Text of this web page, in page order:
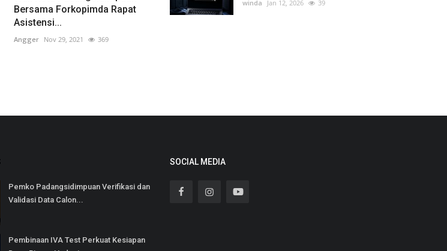
Bersama Forkopimda Rapat
Asistensi...
Angger Nov 29, 2021 369
winda Jan 12, 2026 39
Pemko Padangsidimpuan Verifikasi dan
Validasi Data Calon...
Pembinaan IVA Test Perkuat Kesiapan
SOCIAL MEDIA